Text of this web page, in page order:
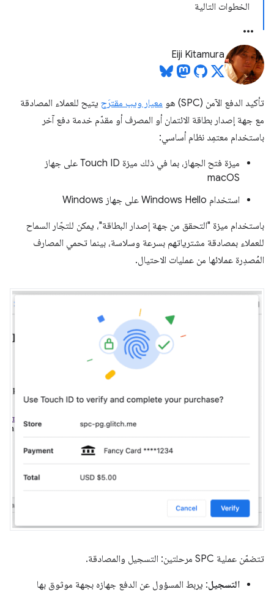
الخطوات التالية
Eiji Kitamura
تأكيد الدفع الآمن (SPC) هو معيار ويب مقترَح يتيح للعملاء المصادقة
مع جهة إصدار بطاقة الائتمان أو المصرف أو مقدّم خدمة دفع آخر
باستخدام معتمِد نظام أساسي:
ميزة فتح الجهاز، بما في ذلك ميزة Touch ID على جهاز
macOS
استخدام Windows Hello على جهاز Windows
باستخدام ميزة "التحقق من جهة إصدار البطاقة"، يمكن للتجّار السماح
للعملاء بمصادقة مشترياتهم بسرعة وسلاسة، بينما تحمي المصارف
المُصدِرة عملائها من عمليات الاحتيال.
تتضمّن عملية SPC مرحلتين: التسجيل والمصادقة.
التسجيل: يربط المسؤول عن الدفع جهازه بجهة موثوق بها